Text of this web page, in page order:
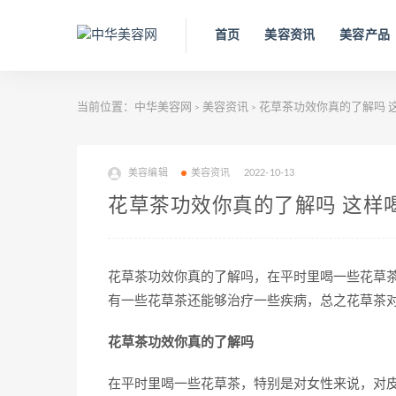
首页 美容资讯 美容产品
当前位置： 中华美容网 > 美容资讯 > 花草茶功效你真的了解吗
美容编辑 美容资讯 2022-10-13
花草茶功效你真的了解吗 这样
花草茶功效你真的了解吗，在平时里喝一些花草
有一些花草茶还能够治疗一些疾病，总之花草茶
花草茶功效你真的了解吗
在平时里喝一些花草茶，特别是对女性来说，对